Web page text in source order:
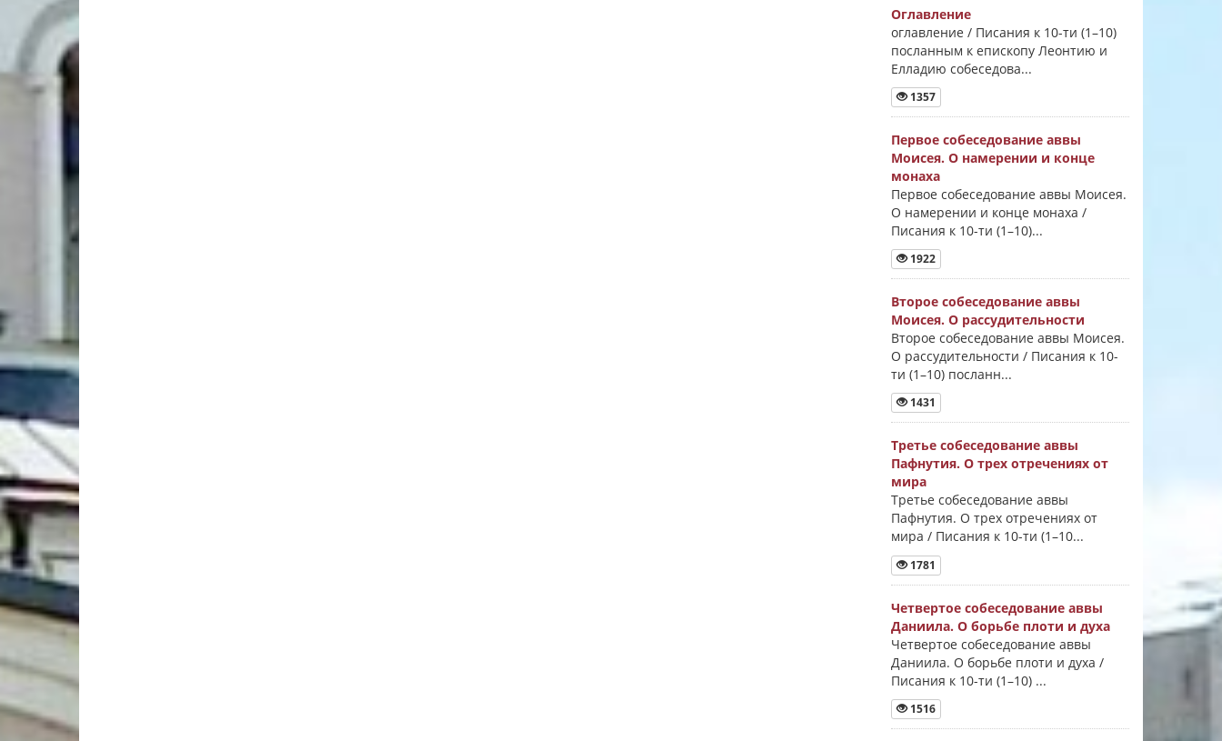
Оглавление
оглавление / Писания к 10-ти (1–10)
посланным к епископу Леонтию и
Елладию собеседова...
1357
Первое собеседование аввы
Моисея. О намерении и конце
монаха
Первое собеседование аввы Моисея.
О намерении и конце монаха /
Писания к 10-ти (1–10)...
1922
Второе собеседование аввы
Моисея. О рассудительности
Второе собеседование аввы Моисея.
О рассудительности / Писания к 10-
ти (1–10) посланн...
1431
Третье собеседование аввы
Пафнутия. О трех отречениях от
мира
Третье собеседование аввы
Пафнутия. О трех отречениях от
мира / Писания к 10-ти (1–10...
1781
Четвертое собеседование аввы
Даниила. О борьбе плоти и духа
Четвертое собеседование аввы
Даниила. О борьбе плоти и духа /
Писания к 10-ти (1–10) ...
1516